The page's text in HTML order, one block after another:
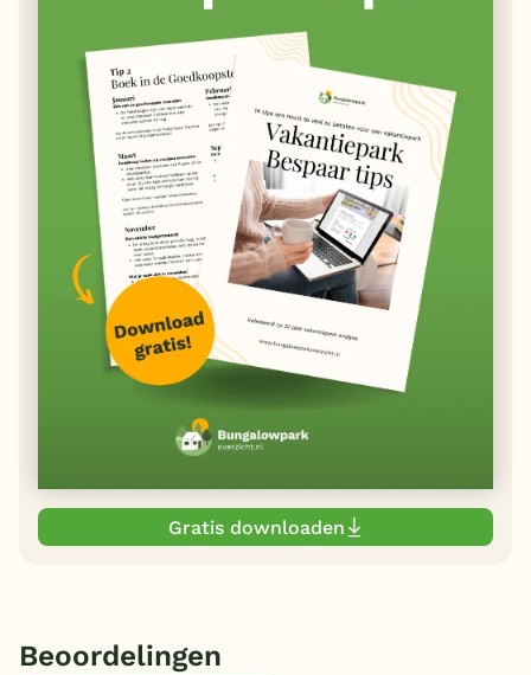
Gratis downloaden
Beoordelingen